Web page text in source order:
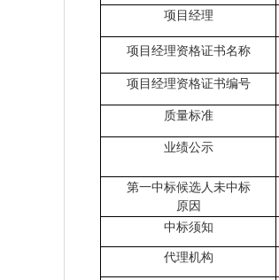
项目经理
项目经理资格证书名称
项目经理资格证书编号
质量标准
业绩公示
第一中标候选人未中标
原因
中标须知
代理机构